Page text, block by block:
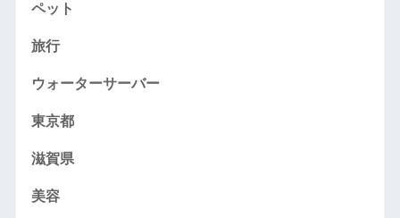
ペット
旅行
ウォーターサーバー
東京都
滋賀県
美容